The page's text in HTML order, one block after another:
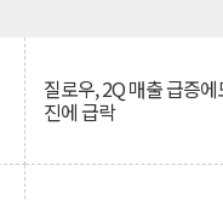
질로우, 2Q 매출 급증
진에 급락